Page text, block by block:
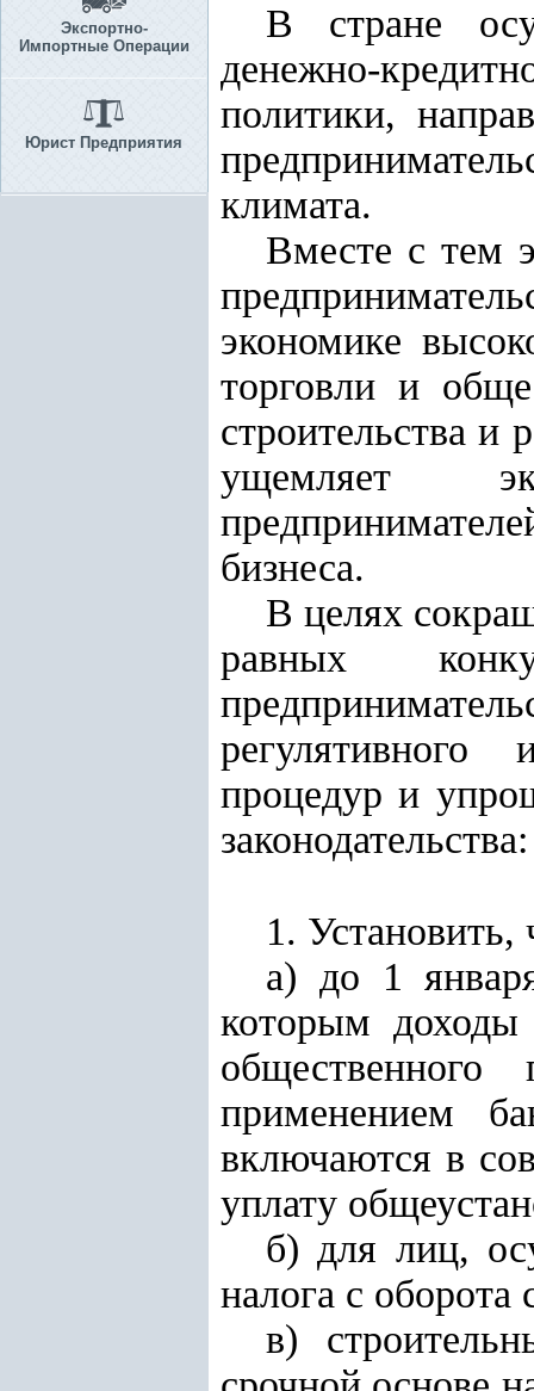
Экспортно-
Импортные Операции
Юрист Предприятия
В стране
денежно-
политики,
климата.
Вместе с тем
экономике
торговли и
строительства и
ущемляет
бизнеса.
В целях
равных
регулятивного
процедур и
законодательства:
1. Установить,
а) до 1
которым доходы
применением
включаются в
уплату
б) для лиц,
налога с оборота
в)